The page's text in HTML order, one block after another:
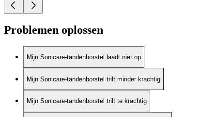
Problemen oplossen
Mijn Sonicare-tandenborstel laadt niet op
Mijn Sonicare-tandenborstel trilt minder krachtig
Mijn Sonicare-tandenborstel trilt te krachtig